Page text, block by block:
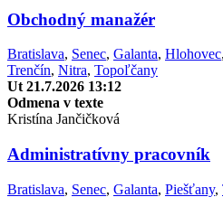
Obchodný manažér
Bratislava, Senec, Galanta, Hlohovec,
Trenčín, Nitra, Topoľčany
Ut 21.7.2026 13:12
Odmena v texte
Kristína Jančičková
Administratívny pracovník
Bratislava, Senec, Galanta, Piešťany,